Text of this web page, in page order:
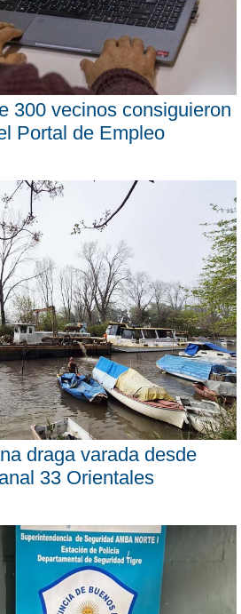
300 vecinos consiguieron
Portal de Empleo
draga varada desde
33 Orientales